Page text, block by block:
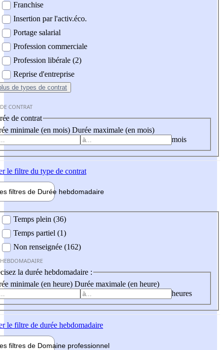
Franchise
Insertion par l'activ.éco.
Portage salarial
Profession commerciale
Profession libérale (2)
Reprise d'entreprise
de types de contrat
CONTRAT
de contrat
minimale (en mois) Durée maximale (en mois)
mois
le filtre du type de contrat
filtres de Durée hebdomadaire
Temps plein (36)
Temps partiel (1)
Non renseignée (162)
la durée hebdomadaire :
minimale (en heure) Durée maximale (en heure)
heures
le filtre de durée hebdomadaire
filtres de Domaine professionnel